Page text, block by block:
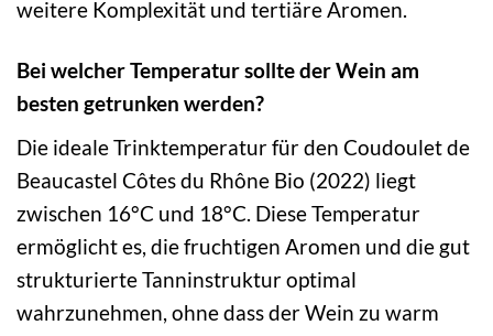
weitere Komplexität und tertiäre Aromen.
Bei welcher Temperatur sollte der Wein am
besten getrunken werden?
Die ideale Trinktemperatur für den Coudoulet de
Beaucastel Côtes du Rhône Bio (2022) liegt
zwischen 16°C und 18°C. Diese Temperatur
ermöglicht es, die fruchtigen Aromen und die gut
strukturierte Tanninstruktur optimal
wahrzunehmen, ohne dass der Wein zu warm